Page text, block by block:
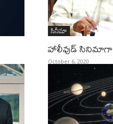
సినీమా
హాలీవుడ్‌ సినిమాగా
October 6, 2020